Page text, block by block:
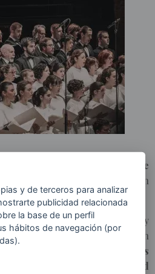
17 de
, en un
a las18:00 horas.
dirigida porSainz Alfaro
y
Borja Rubiños, presentará un
Charles
Richard
y de terceros para analizar
publicidad relacionada
la base de un perfil
hábitos de navegación (por